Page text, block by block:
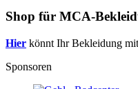
Shop für MCA-
Hier könnt Ihr Bekleidung
Sponsoren